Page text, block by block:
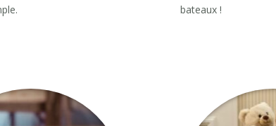
bateaux !